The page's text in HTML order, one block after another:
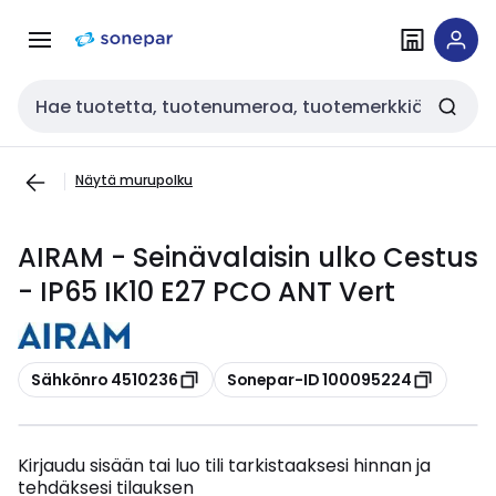
navigointiinsisältöön
Haku
Näytä murupolku
AIRAM - Seinävalaisin ulko Cestus
- IP65 IK10 E27 PCO ANT Vert
Kopioi
Sähkönro 4510236 Kopioi
Sonepar-ID 100095224
Kirjaudu sisään tai luo tili tarkistaaksesi hinnan ja
tehdäksesi tilauksen